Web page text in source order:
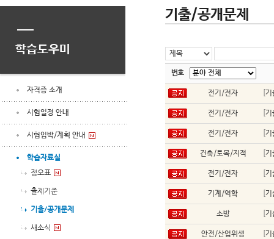
학습도우미
자격증 소개
시험일정 안내
시험임박/계획 안내
학습자료실
정오표
출제기준
기출/공개문제
새소식
기출/공개문제
번호
전기/전자 기
전기/전자 기
전기/전자 기
건축/토목/지적 기
전기/전자 기
기계/역학 기
소방 기
안전/산업위생 기